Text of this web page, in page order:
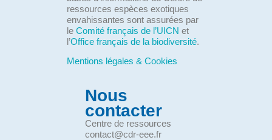
ressources espèces exotiques
envahissantes sont assurées par
le Comité français de l’UICN et
l’Office français de la biodiversité.
Mentions légales & Cookies
Nous
contacter
Centre de ressources
contact@cdr-eee.fr